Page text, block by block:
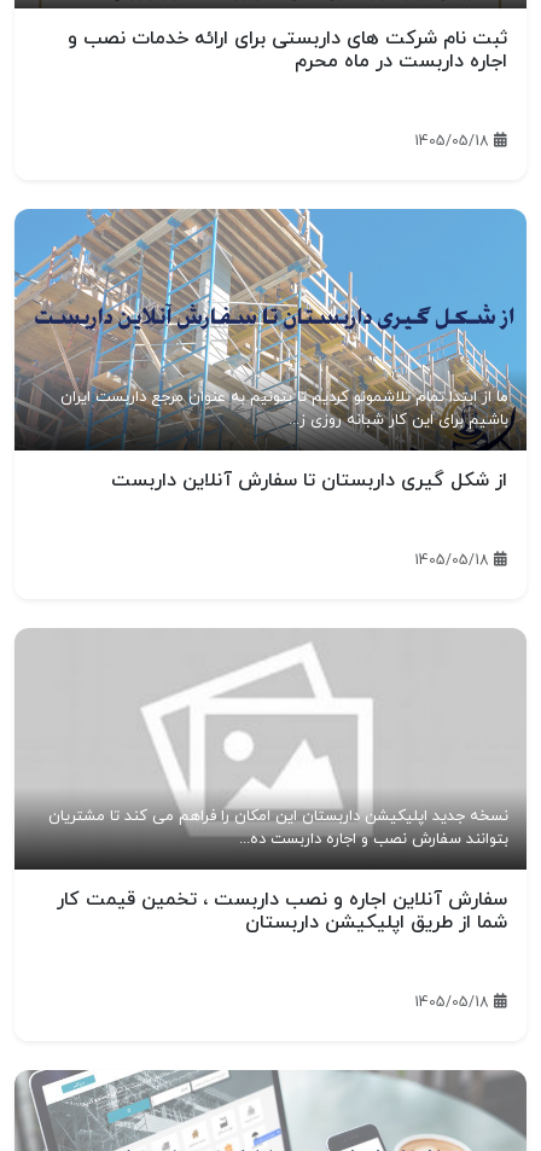
ثبت نام شرکت های داربستی برای ارائه خدمات نصب و
اجاره داربست در ماه محرم
1405/05/18
ما از ابتدا تمام تلاشمونو کردیم تا بتونیم به عنوان مرجع داربست ایران
باشیم برای این کار شبانه روزی ز...
از شکل گیری داربستان تا سفارش آنلاین داربست
1405/05/18
نسخه جدید اپلیکیشن داربستان این امکان را فراهم می کند تا مشتریان
بتوانند سفارش نصب و اجاره داربست ده...
سفارش آنلاین اجاره و نصب داربست ، تخمین قیمت کار
شما از طریق اپلیکیشن داربستان
1405/05/18